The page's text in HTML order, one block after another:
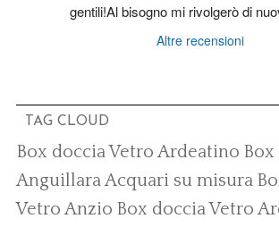
gentili!Al bisogno mi rivolgerò di
Altre recensioni
TAG CLOUD
Box doccia Vetro Ardeatino Box
AnguillaraAcquari su misura
Vetro Anzio Box doccia Vetro